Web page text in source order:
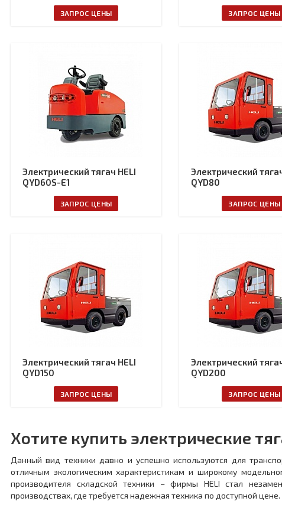
ЗАПРОС ЦЕНЫ ЗАПРОС ЦЕНЫ
Электрический тягач HELI
QYD60S-E1
ЗАПРОС ЦЕНЫ
Электрический
QYD80
ЗАПРОС ЦЕНЫ
Электрический тягач HELI
QYD150
ЗАПРОС ЦЕНЫ
Электрический
QYD200
ЗАПРОС ЦЕНЫ
Хотите купить электрические
Данный вид техники давно и успешно используются для
отличным экологическим характеристикам и широкому
производителя складской техники – фирмы HELI стал
производствах, где требуется надежная техника по доступной цене.